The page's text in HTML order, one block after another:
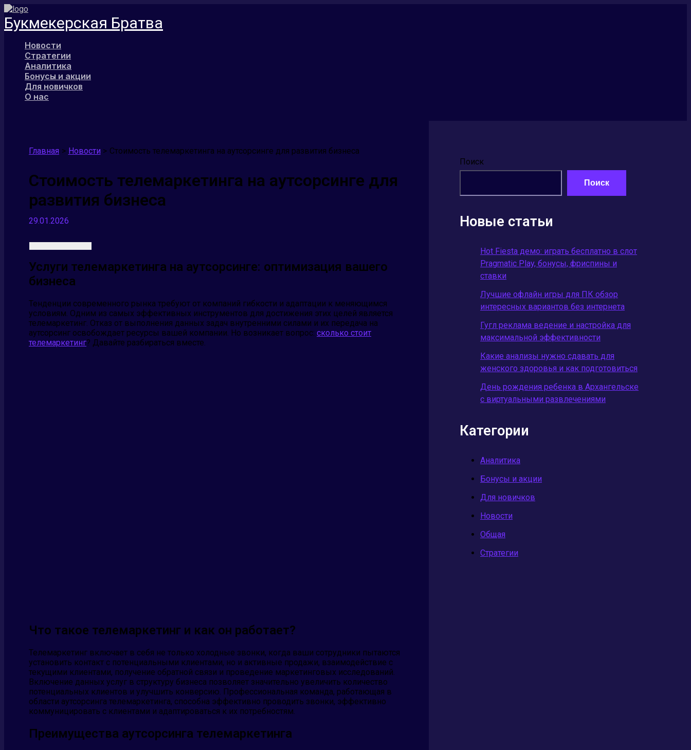
Перейти
к
содержимому
Букмекерская Братва
Новости
Стратегии
Аналитика
Бонусы и акции
Для новичков
О нас
Главная Новости Стоимость телемаркетинга на аутсорсинге для развития бизнеса
Стоимость телемаркетинга на аутсорсинге для
развития бизнеса
29.01.2026
Услуги телемаркетинга на аутсорсинге: оптимизация вашего
бизнеса
Тенденции современного рынка требуют от компаний гибкости и адаптации к меняющимся
условиям. Одним из самых эффективных инструментов для достижения этих целей является
телемаркетинг. Отказ от выполнения данных задач внутренними силами и их передача на
аутсорсинг освобождает ресурсы вашей компании. Но возникает вопрос: сколько стоит
телемаркетинг? Давайте разбираться вместе.
Что такое телемаркетинг и как он работает?
Телемаркетинг включает в себя не только холодные звонки, когда ваши сотрудники пытаются
установить контакт с потенциальными клиентами, но и активные продажи, взаимодействие с
текущими клиентами, получение обратной связи и проведение маркетинговых исследований.
Включение данных услуг в структуру бизнеса позволяет значительно увеличить количество
потенциальных клиентов и улучшить конверсию. Профессиональная команда, работающая в
области аутсорсинга телемаркетинга, способна эффективно проводить звонки, эффективно
коммуницировать с клиентами и адаптироваться к их потребностям.
Преимущества аутсорсинга телемаркетинга
Поиск
Поиск
Новые статьи
Hot Fiesta демо: играть бесплатно в слот
Pragmatic Play, бонусы, фриспины и
ставки
Лучшие офлайн игры для ПК обзор
интересных вариантов без интернета
Гугл реклама ведение и настройка для
максимальной эффективности
Какие анализы нужно сдавать для
женского здоровья и как подготовиться
День рождения ребенка в Архангельске
с виртуальными развлечениями
Категории
Аналитика
Бонусы и акции
Для новичков
Новости
Общая
Стратегии